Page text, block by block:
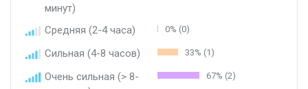
минут)
Средняя (2-4 часа) 0% (0)
Сильная (4-8 часов) 33% (1)
Очень сильная (> 8-
67% (2)